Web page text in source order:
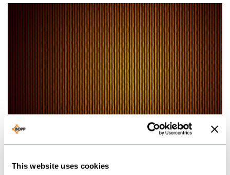
This website uses cookies
BOPP BETAMESH PLUS